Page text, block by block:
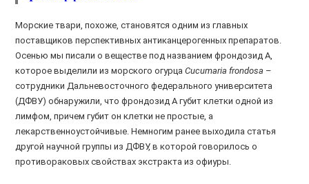
Морские твари, похоже, становятся одним из главных
поставщиков перспективных антиканцерогенных препаратов.
Осенью мы писали о веществе под названием фрондозид А,
которое выделили из морского огурцаCucumaria frondosa –
сотрудники Дальневосточного федерального университета
(ДФВУ) обнаружили, что фрондозид А губит клетки одной из
лимфом, причем губит он клетки не простые, а
лекарственноустойчивые. Немногим ранее выходила статья
другой научной группы из ДФВУ, в которой говорилось о
противораковых свойствах экстракта из офиуры.